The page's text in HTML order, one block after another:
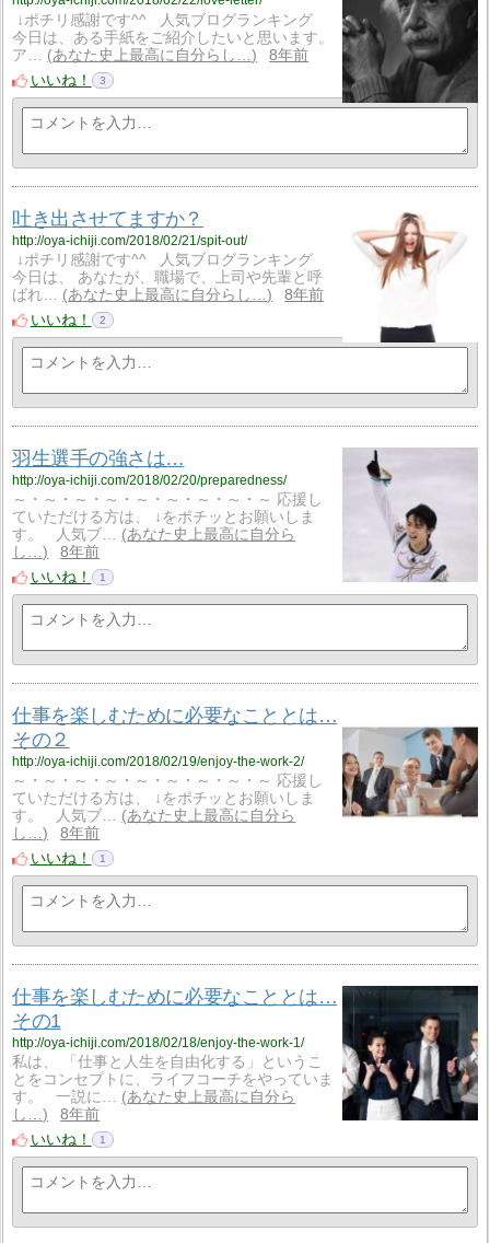
↓ポチリ感謝です^^ 人気ブログランキング
今日は、ある手紙をご紹介したいと思います。
ア…
あなた史上最高に自分らし…
8年前
いいね！
3
吐き出させてますか？
http://oya-ichiji.com/2018/02/21/spit-out/
↓ポチリ感謝です^^ 人気ブログランキング
今日は、 あなたが、職場で、上司や先輩と呼
ばれ…
あなた史上最高に自分らし…
8年前
いいね！
2
羽生選手の強さは…
http://oya-ichiji.com/2018/02/20/preparedness/
～・～・～・～・～・～・～・～・～ 応援し
ていただける方は、 ↓をポチッとお願いしま
す。 人気ブ…
あなた史上最高に自分ら
し…
8年前
いいね！
1
仕事を楽しむために必要なこととは…
その２
http://oya-ichiji.com/2018/02/19/enjoy-the-work-2/
～・～・～・～・～・～・～・～・～ 応援し
ていただける方は、 ↓をポチッとお願いしま
す。 人気ブ…
あなた史上最高に自分ら
し…
8年前
いいね！
1
仕事を楽しむために必要なこととは…
その1
http://oya-ichiji.com/2018/02/18/enjoy-the-work-1/
私は、 「仕事と人生を自由化する」というこ
とをコンセプトに、ライフコーチをやっていま
す。 一説に…
あなた史上最高に自分ら
し…
8年前
いいね！
1